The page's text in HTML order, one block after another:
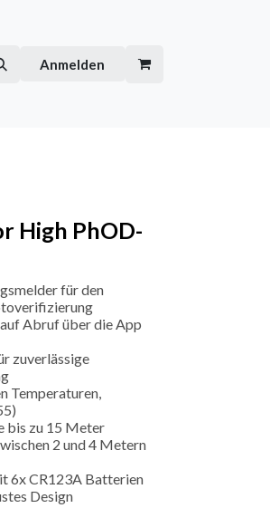
Anmelden
High PhOD-
für den
Abruf über die App
zuverlässige
Temperaturen,
bis zu 15 Meter
2 und 4 Metern
6x CR123A Batterien
Design